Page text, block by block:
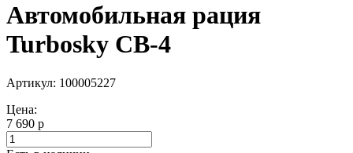
Автомобильная рация
Turbosky CB-4
Артикул: 100005227
Цена:
7 690 р